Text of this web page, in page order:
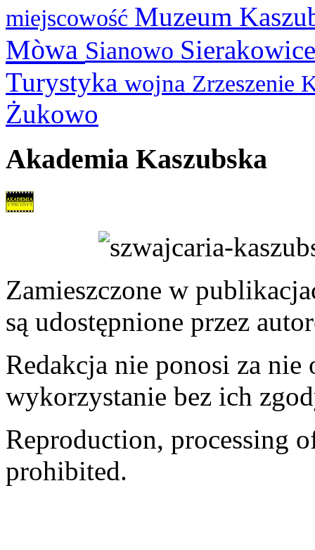
miejscowość Muzeum
Mòwa Sianowo
Turystyka wojna Zrzeszenie
Żukowo
Akademia Kaszubska
Zamieszczone w
są udostępnione przez
Redakcja nie ponosi za
wykorzystanie bez ich
Reproduction, processing
prohibited.